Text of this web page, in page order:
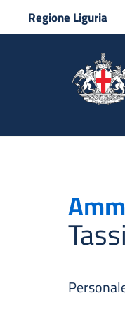
Regione Liguria